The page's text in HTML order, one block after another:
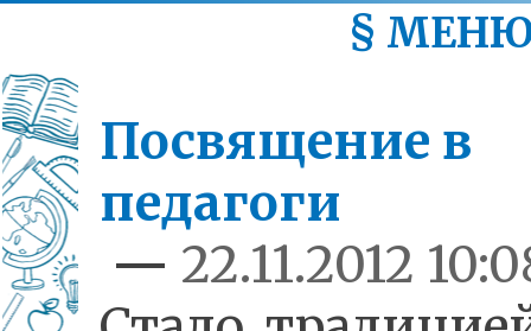
§
Посвящение в
педагоги
— 22.11.2012